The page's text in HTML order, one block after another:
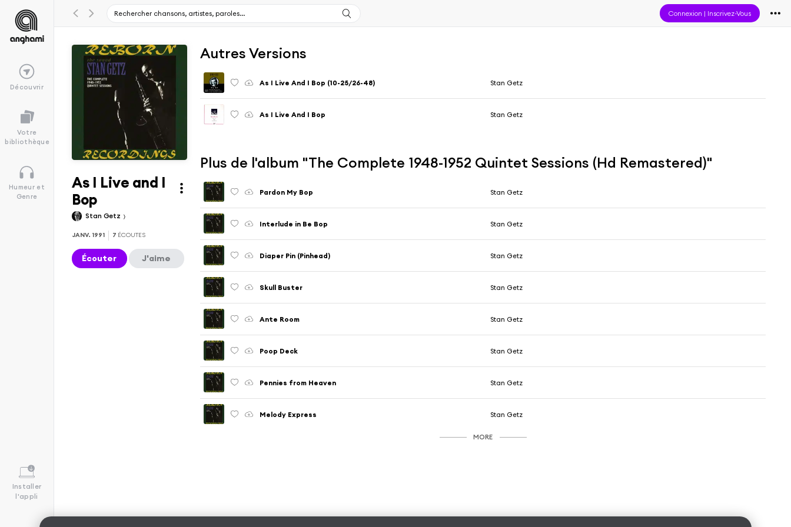
Connexion | Inscrivez-Vous
Découvrir
Votre
bibliothèque
Humeur et
Genre
Installer
l'appli
As I Live and I
Bop
Stan Getz
JANV. 1991 7 ÉCOUTES
Écouter J'aime
Autres Versions
As I Live And I Bop (10-25/26-48) Stan Getz
As I Live And I Bop Stan Getz
Plus de l'album "The Complete 1948-1952 Quintet Sessions (Hd Remastered)"
Pardon My Bop Stan Getz
Interlude in Be Bop Stan Getz
Diaper Pin (Pinhead) Stan Getz
Skull Buster Stan Getz
Ante Room Stan Getz
Poop Deck Stan Getz
Pennies from Heaven Stan Getz
Melody Express Stan Getz
MORE